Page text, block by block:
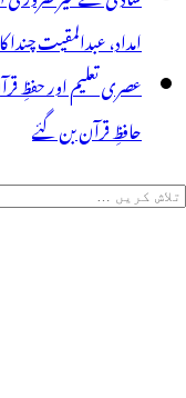
امداد، عبدالمقیت چندا
عصری تعلیم اور حفظِ
حافظِ قرآن بن گئے
تلاش